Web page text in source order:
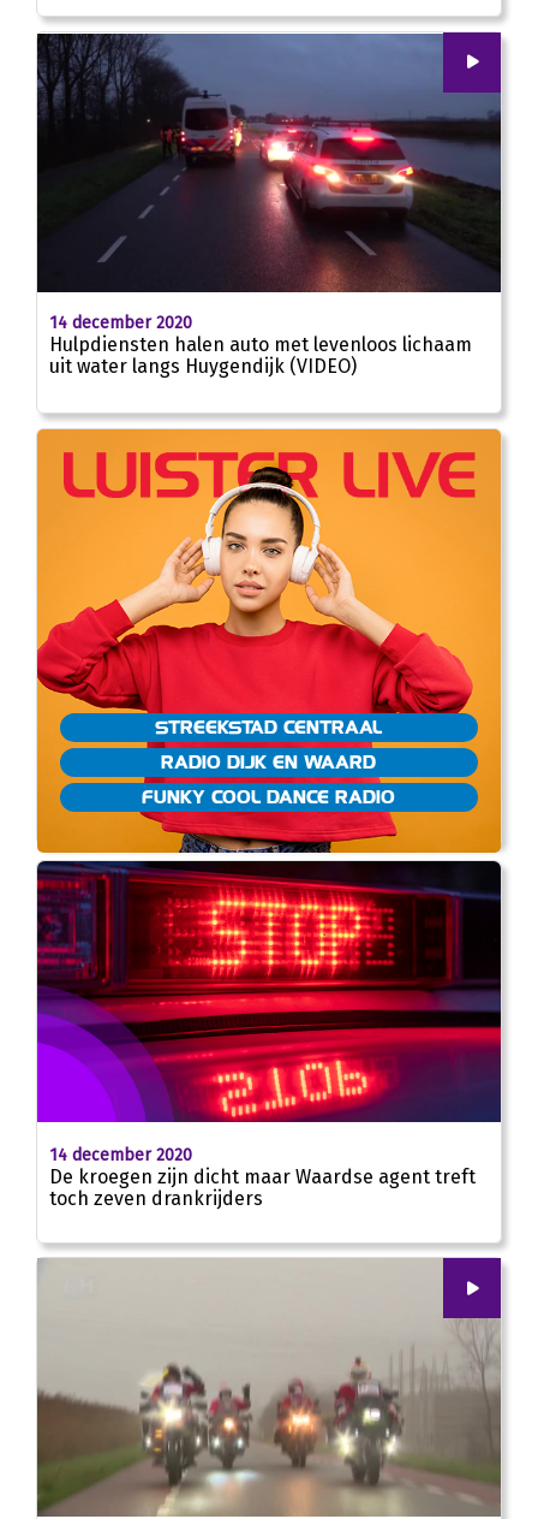
00:00
14 december 2020
Hulpdiensten halen auto met levenloos lichaam
uit water langs Huygendijk (VIDEO)
STREEKSTAD CENTRAAL
RADIO DIJK EN WAARD
FUNKY COOL DANCE RADIO
14 december 2020
De kroegen zijn dicht maar Waardse agent treft
toch zeven drankrijders
00: